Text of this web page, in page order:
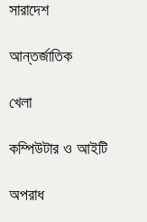
সারাদেশ
আন্তর্জাতিক
খেলা
কম্পিউটার ও আইটি
অপরাধ